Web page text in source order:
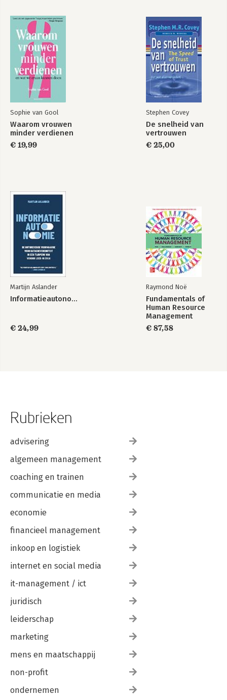
18. Made-in-China and Its Implications for Asian Companies
19. The Japanese distribution system in transition
20. Unlocking joint venture potentials in China
21. Understanding Chinese & Japanese negotiating styles
22. Conclusion
Sophie van Gool
Waarom vrouwen
minder verdienen
€ 19,99
Stephen Covey
De snelheid van
vertrouwen
€ 25,00
Martijn Aslander
Informatieautonomie
€ 24,99
Raymond Noë
Fundamentals of
Human Resource
Management
€ 87,58
Rubrieken
advisering
algemeen management
coaching en trainen
communicatie en media
economie
financieel management
inkoop en logistiek
internet en social media
it-management / ict
juridisch
leiderschap
marketing
mens en maatschappij
non-profit
ondernemen